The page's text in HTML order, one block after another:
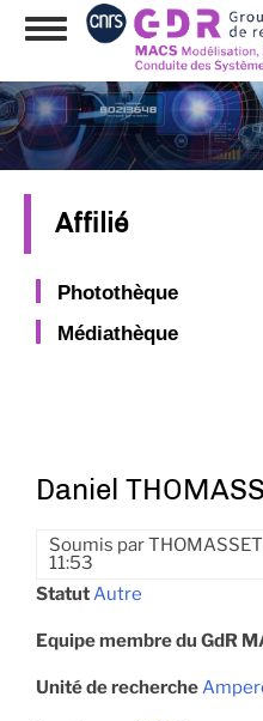
Aller
principal
Toggle
Affilié
Photothèque
Médiathèque
Daniel
Soumis par
11:53
StatutAutre
Equipe membre du GdR
Unité de recherche